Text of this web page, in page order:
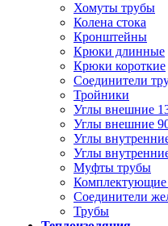
Хомуты трубы
Колена стока
Кронштейны
Крюки длинные
Крюки короткие
Соединители
Тройники
Углы внешние
Углы внешние
Углы
Углы
Муфты трубы
Комплектующие
Соединители
Трубы